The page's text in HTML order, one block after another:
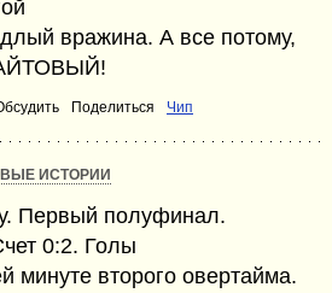
вражина. А все потому,
Поделиться Чип
ИСТОРИИ
Первый полуфинал.
0:2. Голы
минуте второго овертайма.